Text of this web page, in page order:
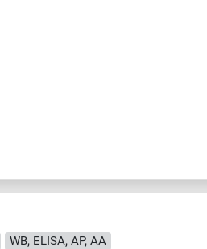
WB, ELISA, AP, AA